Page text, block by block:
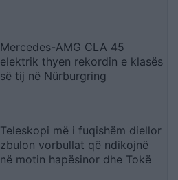
Mercedes-AMG CLA 45
elektrik thyen rekordin e klasës
së tij në Nürburgring
Teleskopi më i fuqishëm diellor
zbulon vorbullat që ndikojnë
në motin hapësinor dhe Tokë